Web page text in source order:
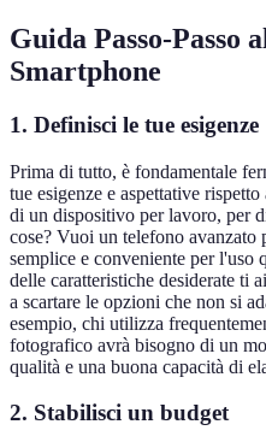
Guida Passo-Passo
Smartphone
1. Definisci le tue esigenze
Prima di tutto, è fondamentale
tue esigenze e aspettative
di un dispositivo per lavoro, per
cose? Vuoi un telefono
semplice e conveniente per l'uso
delle caratteristiche desiderate ti
a scartare le opzioni che non si
esempio, chi utilizza
fotografico avrà bisogno di un
qualità e una buona capacità di
2. Stabilisci un budget